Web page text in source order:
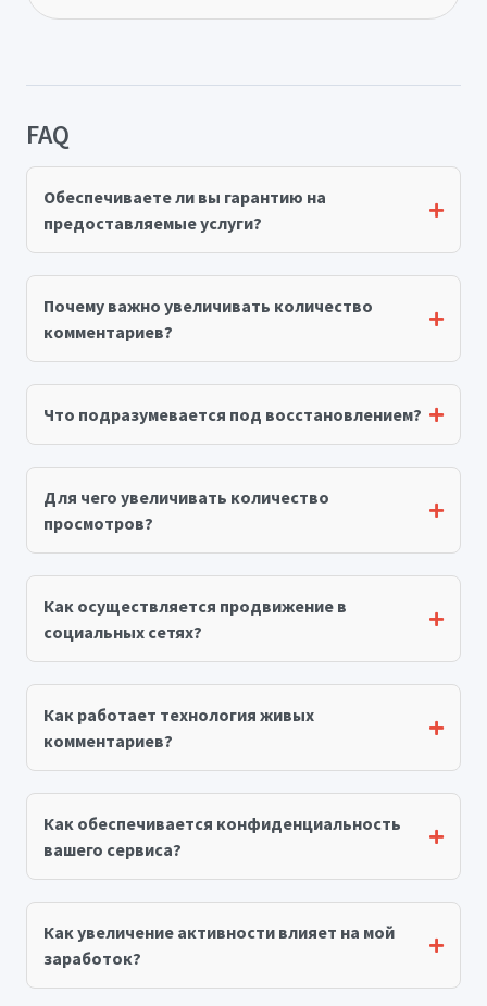
FAQ
Обеспечиваете ли вы гарантию на
предоставляемые услуги?
Почему важно увеличивать количество
комментариев?
Что подразумевается под восстановлением?
Для чего увеличивать количество
просмотров?
Как осуществляется продвижение в
социальных сетях?
Как работает технология живых
комментариев?
Как обеспечивается конфиденциальность
вашего сервиса?
Как увеличение активности влияет на мой
заработок?